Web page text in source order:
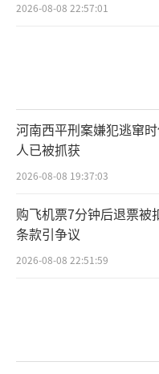
2026-08-08 22:57:01
河南西平刑案嫌犯逃窜
人已被抓获
2026-08-08 19:37:03
购飞机票7分钟后退票被
条款引争议
2026-08-08 22:51:59